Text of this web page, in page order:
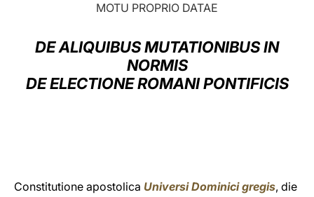
LATINE
MOTU PROPRIO DATAE
DE ALIQUIBUS MUTATIONIBUS IN
NORMIS
DE ELECTIONE ROMANI PONTIFICIS
Constitutione apostolica Universi Dominici gregis, die